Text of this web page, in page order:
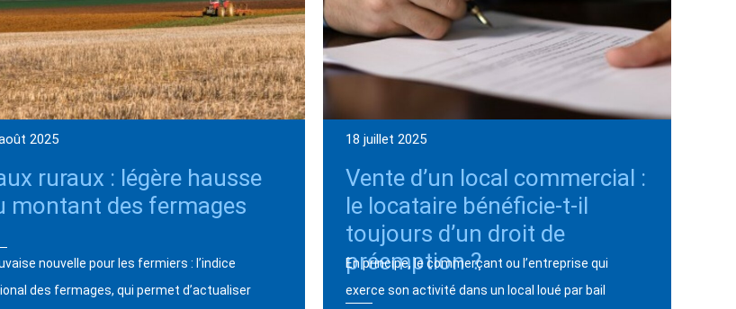
2025
ruraux : légère hausse
montant des fermages
nouvelle pour les fermiers : l’indice
des fermages, qui permet d’actualiser
18 juillet 2025
Vente d’un local commercial :
le locataire bénéficie-t-il
toujours d’un droit de
préemption ?
En principe, le commerçant ou l’entreprise qui
exerce son activité dans un local loué par bail